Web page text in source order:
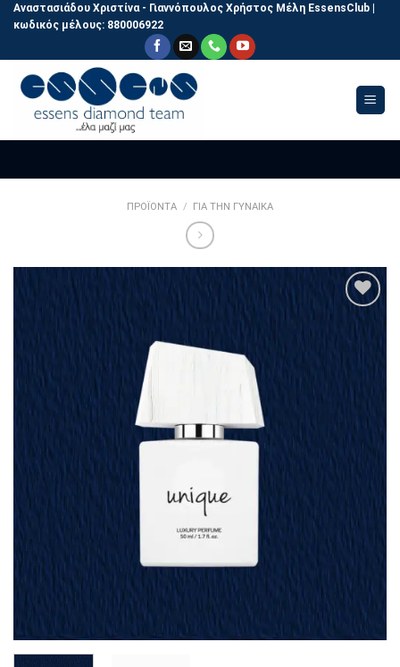
SkipΑναστασιάδου Χριστίνα - Γιαννόπουλος Χρήστος Μέλη EssensClub |
κωδικός μέλους: 880006922
ΠΡΟΪΟΝΤΑ / ΓΙΑ ΤΗΝ ΓΥΝΑΙΚΑ
στην
επιθυμιών